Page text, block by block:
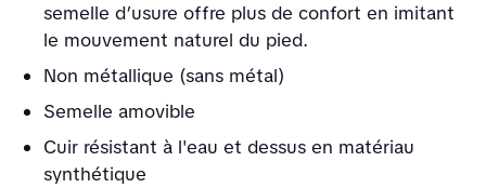
semelle d’usure offre plus de confort en imitant
le mouvement naturel du pied.
Non métallique (sans métal)
Semelle amovible
Cuir résistant à l'eau et dessus en matériau
synthétique